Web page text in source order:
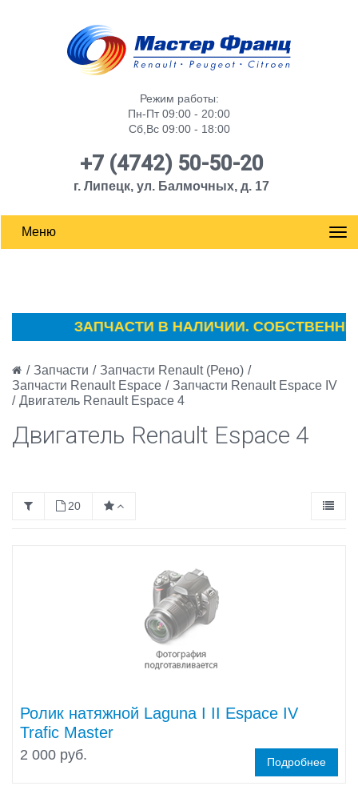
Режим работы:
Пн-Пт 09:00 - 20:00
Сб,Вс 09:00 - 18:00
+7 (4742) 50-50-20
г. Липецк, ул. Балмочных, д. 17
Меню
ЗАПЧАСТИ В НАЛИЧИИ. СОБСТВЕННЫЙ
/ Запчасти / Запчасти Renault (Рено) /
Запчасти Renault Espace / Запчасти Renault Espace IV
/ Двигатель Renault Espace 4
Двигатель Renault Espace 4
20
Ролик натяжной Laguna I II Espace IV
Trafic Master
2 000 руб. Подробнее